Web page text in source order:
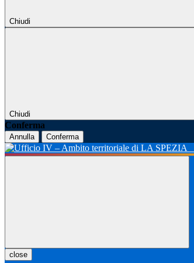
Chiudi
Chiudi
Conferma
Annulla Conferma
close